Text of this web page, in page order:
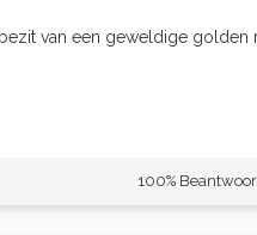
van een geweldige golden
100%